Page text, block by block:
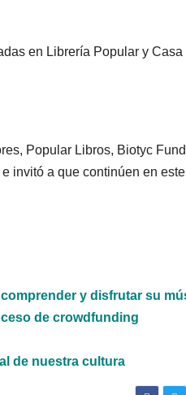
en Librería Popular y
Popular Libros, Biotyc
invitó a que continúen en
y disfrutar su
de crowdfunding
de nuestra cultura